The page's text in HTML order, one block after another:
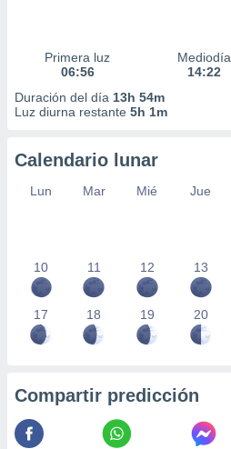
Primera luz
06:56
Mediodía
14:22
Duración del día 13h 54m
Luz diurna restante 5h 1m
Calendario lunar
Lun Mar Mié Jue
10 11 12 13
17 18 19 20
Compartir predicción